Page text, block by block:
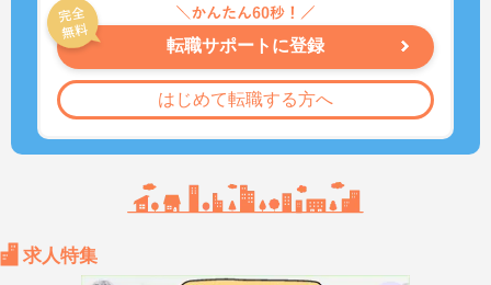
転職サポートに登録
はじめて転職する方へ
求人特集